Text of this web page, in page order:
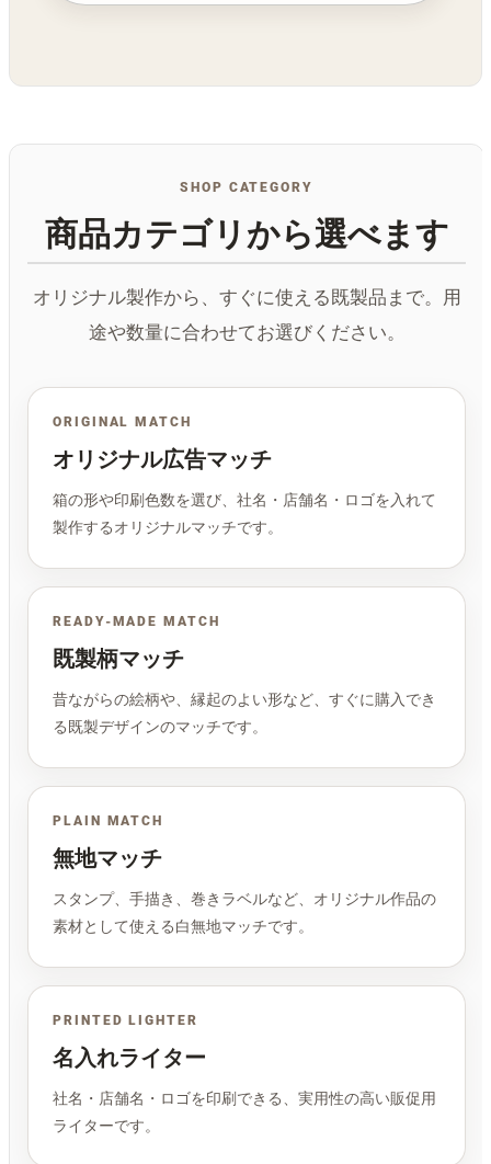
SHOP CATEGORY
商品カテゴリから選べます
オリジナル製作から、すぐに使える既製品まで。用
途や数量に合わせてお選びください。
ORIGINAL MATCH
オリジナル広告マッチ
箱の形や印刷色数を選び、社名・店舗名・ロゴを入れて
製作するオリジナルマッチです。
READY-MADE MATCH
既製柄マッチ
昔ながらの絵柄や、縁起のよい形など、すぐに購入でき
る既製デザインのマッチです。
PLAIN MATCH
無地マッチ
スタンプ、手描き、巻きラベルなど、オリジナル作品の
素材として使える白無地マッチです。
PRINTED LIGHTER
名入れライター
社名・店舗名・ロゴを印刷できる、実用性の高い販促用
ライターです。